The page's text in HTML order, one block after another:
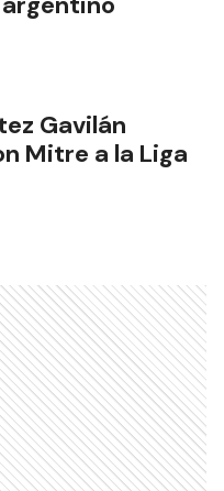
Gavilán
Mitre a la Liga